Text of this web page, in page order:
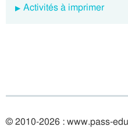
Activités à imprimer
© 2010-2026 : www.pass-